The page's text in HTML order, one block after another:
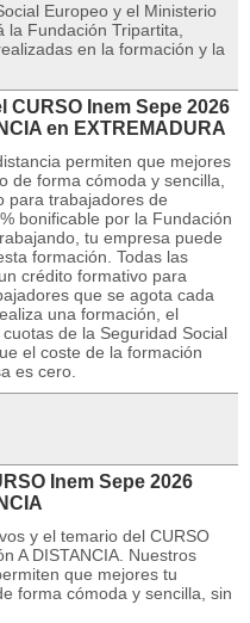
Europeo y el Ministerio
Fundación Tripartita,
en la formación y la
Inem Sepe 2026
en EXTREMADURA
permiten que mejores
de forma cómoda y sencilla,
para trabajadores de
bonificable por la Fundación
tu empresa puede
formación. Todas las
crédito formativo para
que se agota cada
una formación, el
de la Seguridad Social
el coste de la formación
es cero.
Inem Sepe 2026
y el temario del CURSO
A DISTANCIA. Nuestros
que mejores tu
forma cómoda y sencilla, sin